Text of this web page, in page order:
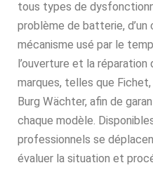
tous types de
problème de batterie, d’un
mécanisme usé par le
l’ouverture et la
marques, telles que
Burg Wächter, afin de
chaque modèle.
professionnels se
évaluer la situation et